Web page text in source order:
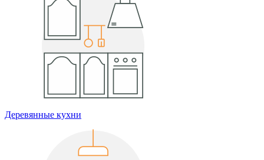
Деревянные кухни